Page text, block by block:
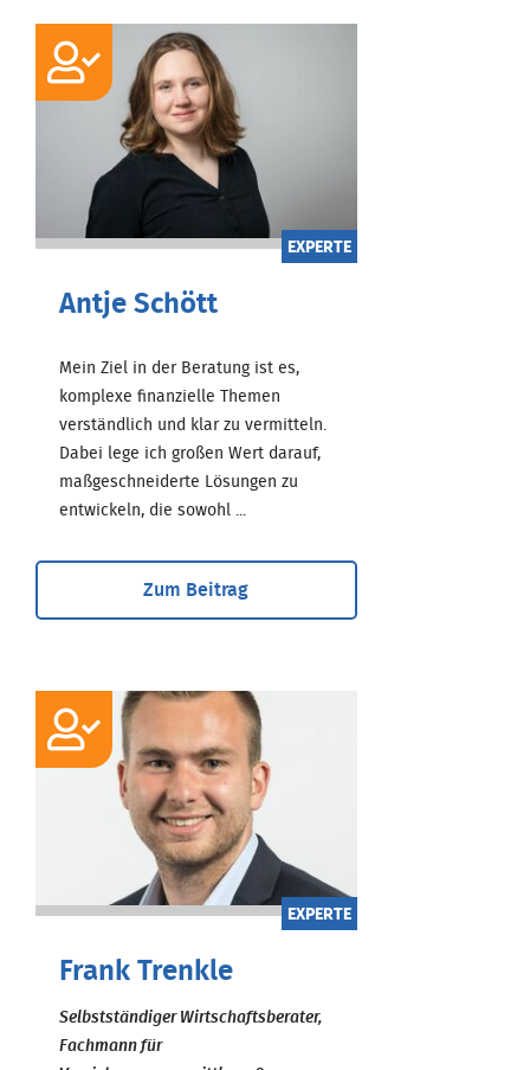
EXPERTE
Antje Schött
Mein Ziel in der Beratung ist es,
komplexe finanzielle Themen
verständlich und klar zu vermitteln.
Dabei lege ich großen Wert darauf,
maßgeschneiderte Lösungen zu
entwickeln, die sowohl ...
Zum Beitrag
EXPERTE
Frank Trenkle
Selbstständiger Wirtschaftsberater,
Fachmann für